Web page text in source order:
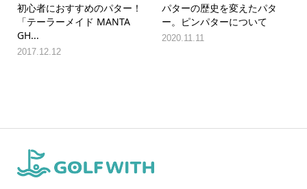
初心者におすすめのパター！
「テーラーメイド MANTA
GH...
2017.12.12
パターの歴史を変えたパタ
ー。ピンパターについて
2020.11.11